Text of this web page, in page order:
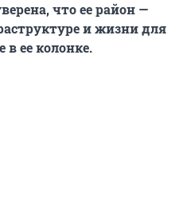
что ее район —
и жизни для
ее колонке.